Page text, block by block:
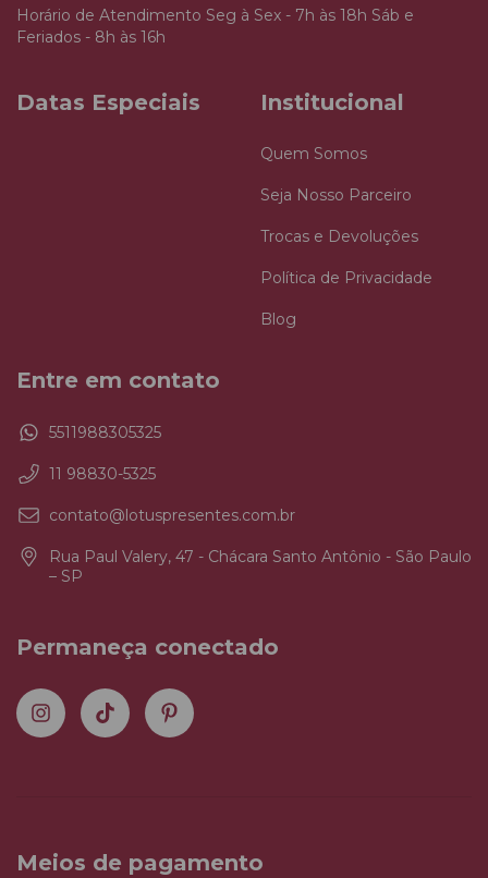
Horário de Atendimento Seg à Sex - 7h às 18h Sáb e
Feriados - 8h às 16h
Datas Especiais Institucional
Quem Somos
Seja Nosso Parceiro
Trocas e Devoluções
Política de Privacidade
Blog
Entre em contato
5511988305325
11 98830-5325
contato@lotuspresentes.com.br
Rua Paul Valery, 47 - Chácara Santo Antônio - São Paulo
– SP
Permaneça conectado
Meios de pagamento